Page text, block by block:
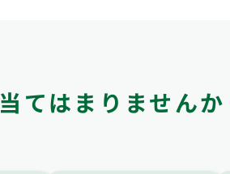
当てはまりません